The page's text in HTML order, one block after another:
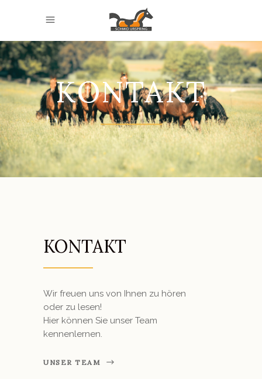
KONTAKT
KONTAKT
Wir freuen uns von Ihnen zu hören
oder zu lesen!
Hier können Sie unser Team
kennenlernen.
UNSER TEAM